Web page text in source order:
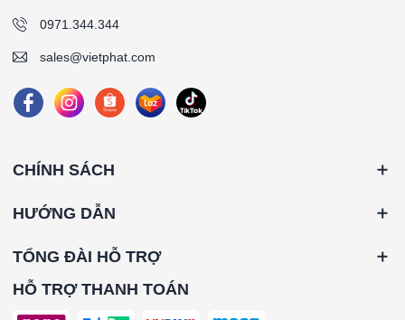
0971.344.344
sales@vietphat.com
CHÍNH SÁCH
HƯỚNG DẪN
TỔNG ĐÀI HỖ TRỢ
HỖ TRỢ THANH TOÁN